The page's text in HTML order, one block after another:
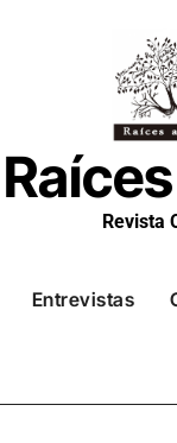
Revista
Entrevistas